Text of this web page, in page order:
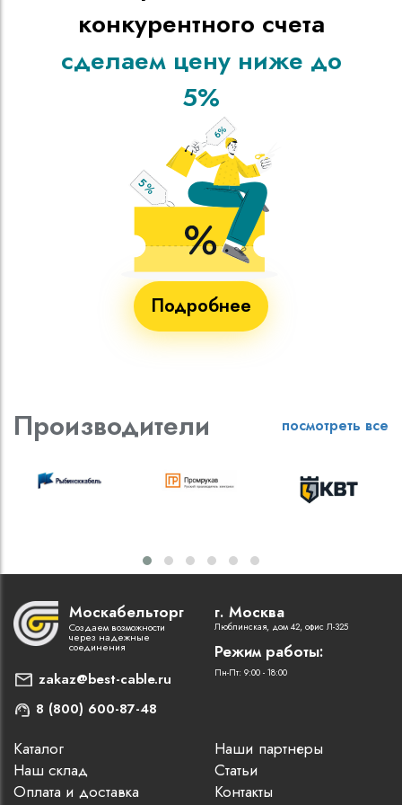
конкурентного счета
сделаем цену ниже до
5%
Подробнее
Производители посмотреть все
Москабельторг
Создаем возможности
через надежные
соединения
zakaz@best-cable.ru
8 (800) 600-87-48
г. Москва
Люблинская, дом 42, офис Л-325
Режим работы:
Пн-Пт: 9:00 - 18:00
Каталог
Наш склад
Оплата и доставка
Наши партнеры
Статьи
Контакты